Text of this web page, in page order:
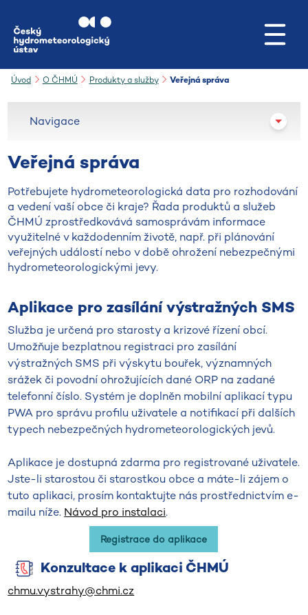
Úvod O ČHMÚ Produkty a služby Veřejná správa
Veřejná správa
Potřebujete hydrometeorologická data pro rozhodování
a vedení vaší obce či kraje? Řada produktů a služeb
ČHMÚ zprostředkovává samosprávám informace
využitelné v každodenním životě, např. při plánování
veřejných událostí nebo v době ohrožení nebezpečnými
hydrometeorologickými jevy.
Aplikace pro zasílání výstražných SMS
Služba je určená pro starosty a krizové řízení obcí.
Umožňuje bezplatnou registraci pro zasílání
výstražných SMS při výskytu bouřek, významných
srážek či povodní ohrožujících dané ORP na zadané
telefonní číslo. Systém je doplněn mobilní aplikací typu
PWA pro správu profilu uživatele a notifikací při dalších
typech nebezpečných hydrometeorologických jevů.
Aplikace je dostupná zdarma pro registrované uživatele.
Jste-li starostou či starostkou obce a máte-li zájem o
tuto aplikaci, prosím kontaktujte nás prostřednictvím e-
mailu níže. Návod pro instalaci.
Registrace do aplikace
Konzultace k aplikaci ČHMÚ
chmu.vystrahy@chmi.cz
Navigace